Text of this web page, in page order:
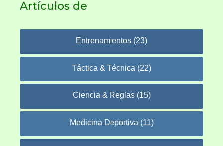
Artículos de
Entrenamientos (23)
Táctica & Técnica (22)
Ciencia & Reglas (15)
Medicina Deportiva (11)